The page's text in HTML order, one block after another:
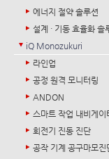
에너지 절약 솔루션
설계 · 기동 효율화 솔
iQ Monozukuri
라인업
공정 원격 모니터링
ANDON
스마트 작업 내비게이
회전기 진동 진단
공작 기계 공구마모진